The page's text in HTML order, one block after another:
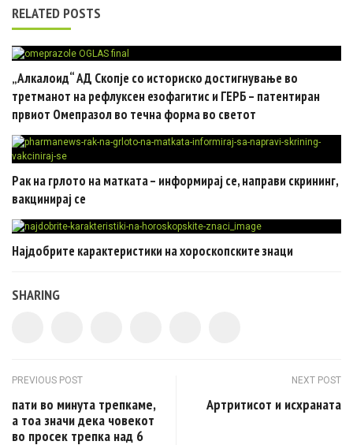
RELATED POSTS
„Алкалоид“ АД Скопје со историско достигнување во
третманот на рефлуксен езофагитис и ГЕРБ – патентиран
првиот Омепразол во течна форма во светот
Рак на грлото на матката – информирај се, направи скрининг,
вакцинирај се
Најдобрите карактеристики на хороскопските знаци
SHARING
Post navigation
PREVIOUS POST
пати во минута трепкаме,
а тоа значи дека човекот
во просек трепка над 6
NEXT POST
Артритисот и исхраната